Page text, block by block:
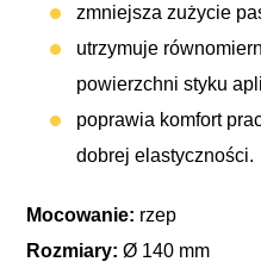
zmniejsza zużycie
utrzymuje
powierzchni styku
poprawia komfort
dobrej elastyczności.
Mocowanie: rzep
Rozmiary: Ø 140 mm